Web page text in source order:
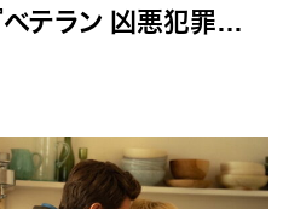
テラン 凶悪犯罪捜